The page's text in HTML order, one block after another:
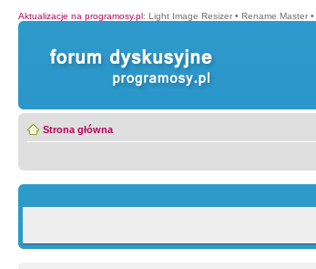
Aktualizacje na programosy.pl: Light Image Resizer • Rename Master •
Strona główna